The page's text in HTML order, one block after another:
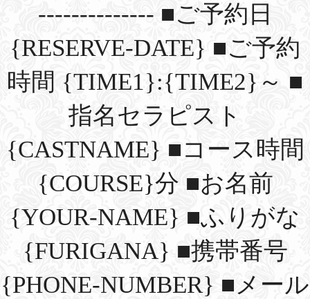
-------------- ■ご予約日
{RESERVE-DATE} ■ご予約
時間 {TIME1}:{TIME2}～ ■
指名セラピスト
{CASTNAME} ■コース時間
{COURSE}分 ■お名前
{YOUR-NAME} ■ふりがな
{FURIGANA} ■携帯番号
{PHONE-NUMBER} ■メール